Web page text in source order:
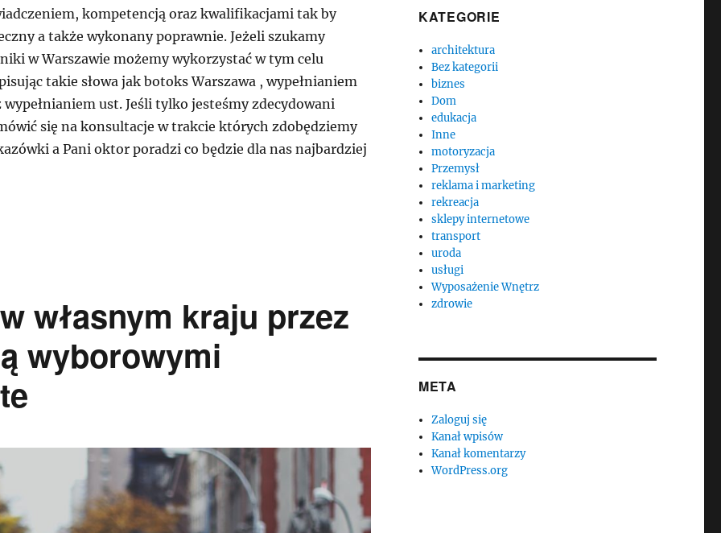
kompetencją oraz kwalifikacjami tak by
a także wykonany poprawnie. Jeżeli szukamy
w Warszawie możemy wykorzystać w tym celu
takie słowa jak botoks Warszawa , wypełnianiem
wypełnianiem ust. Jeśli tylko jesteśmy zdecydowani
się na konsultacje w trakcie których zdobędziemy
a Pani oktor poradzi co będzie dla nas najbardziej
własnym kraju przez
wyborowymi
KATEGORIE
architektura
Bez kategorii
biznes
Dom
edukacja
Inne
motoryzacja
Przemysł
reklama i marketing
rekreacja
sklepy internetowe
transport
uroda
usługi
Wyposażenie Wnętrz
zdrowie
META
Zaloguj się
Kanał wpisów
Kanał komentarzy
WordPress.org